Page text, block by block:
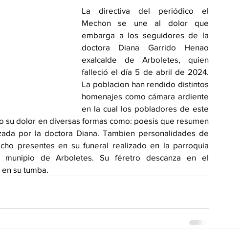
La directiva del periódico el
Mechon se une al dolor que
embarga a los seguidores de la
doctora Diana Garrido Henao
exalcalde de Arboletes, quien
falleció el día 5 de abril de 2024.
La poblacion han rendido distintos
homenajes como cámara ardiente
en la cual los pobladores de este
su dolor en diversas formas como: poesis que resumen
por la doctora Diana. Tambien personalidades de
presentes en su funeral realizado en la parroquia
munipio de Arboletes. Su féretro descanza en el
su tumba.